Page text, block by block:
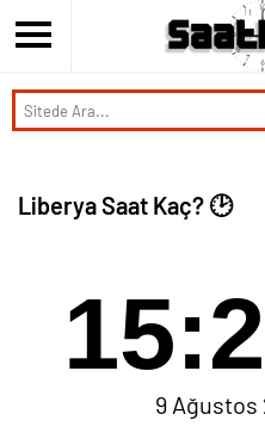
Liberya Saat Kaç? 🕑
9 Ağustos